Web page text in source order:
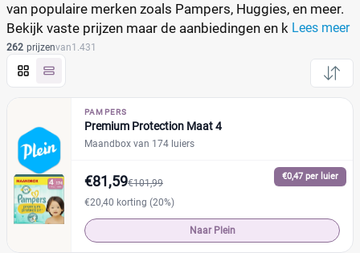
Merk
Pampers (161)
Etos
Zwitsal
Albert Heijn (8)
Attitude
Bambo Nature (28)
(6)
van populaire merken zoals Pampers, Huggies, en meer.
Bekijk vaste prijzen maar de aanbiedingen en kortingen
op verschillende verpakkingen luiers en koop eenvoudig
online bij vertrouwde webshops, bekende supermarkten
en natuurlijk drogisterijen.
Lees meer
262 prijzenvan1.431
PAMPERS
Premium Protection Maat 4
Maandbox van 174 luiers
€0,47 per luier
€81,59€101,99
€20,40 korting (20%)
Naar Plein